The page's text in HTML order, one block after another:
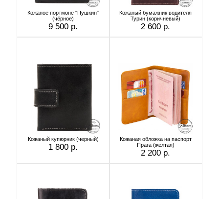
Кожаное портмоне "Пушкин"
(чёрное)
9 500 р.
Кожаный бумажник водителя
Турин (коричневый)
2 600 р.
Кожаный купюрник (черный)
1 800 р.
Кожаная обложка на паспорт
Прага (желтая)
2 200 р.